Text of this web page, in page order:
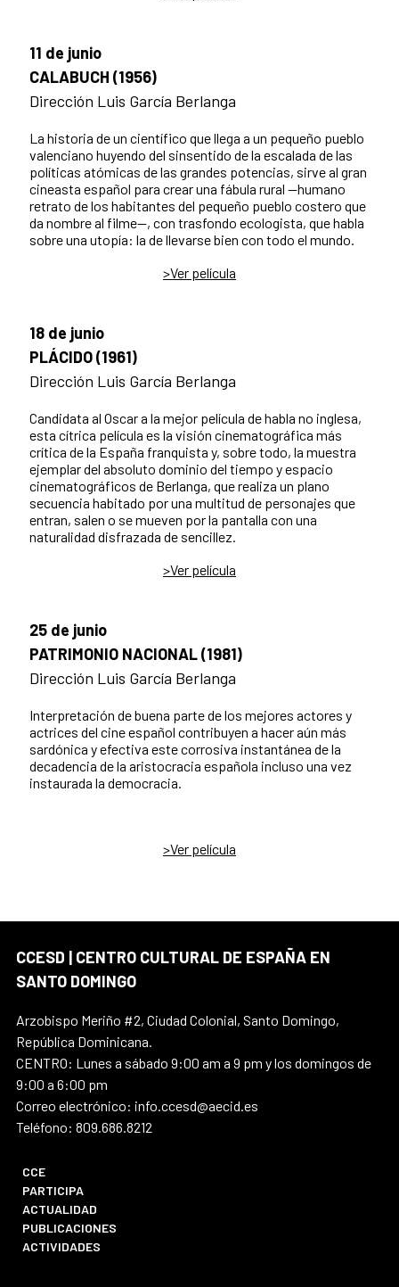
11 de junio
CALABUCH (1956)
Dirección Luis García Berlanga
La historia de un científico que llega a un pequeño pueblo
valenciano huyendo del sinsentido de la escalada de las
políticas atómicas de las grandes potencias, sirve al gran
cineasta español para crear una fábula rural —humano
retrato de los habitantes del pequeño pueblo costero que
da nombre al filme—, con trasfondo ecologista, que habla
sobre una utopía: la de llevarse bien con todo el mundo.
>Ver película
18 de junio
PLÁCIDO (1961)
Dirección Luis García Berlanga
Candidata al Oscar a la mejor película de habla no inglesa,
esta cítrica película es la visión cinematográfica más
crítica de la España franquista y, sobre todo, la muestra
ejemplar del absoluto dominio del tiempo y espacio
cinematográficos de Berlanga, que realiza un plano
secuencia habitado por una multitud de personajes que
entran, salen o se mueven por la pantalla con una
naturalidad disfrazada de sencillez.
>Ver película
25 de junio
PATRIMONIO NACIONAL (1981)
Dirección Luis García Berlanga
Interpretación de buena parte de los mejores actores y
actrices del cine español contribuyen a hacer aún más
sardónica y efectiva este corrosiva instantánea de la
decadencia de la aristocracia española incluso una vez
instaurada la democracia.
>Ver película
CCESD | CENTRO CULTURAL DE ESPAÑA EN
SANTO DOMINGO
Arzobispo Meriño #2, Ciudad Colonial, Santo Domingo,
República Dominicana.
CENTRO: Lunes a sábado 9:00 am a 9 pm y los domingos de
9:00 a 6:00 pm
Correo electrónico: info.ccesd@aecid.es
Teléfono: 809.686.8212
CCE
PARTICIPA
ACTUALIDAD
PUBLICACIONES
ACTIVIDADES